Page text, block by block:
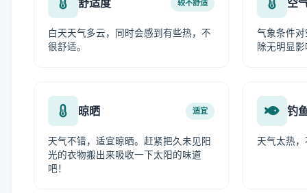
较不舒适
白天天气多云，同时会感到有些热，不
很舒适。
气象条件
除无明显
晾晒 适宜
天气不错，适宜晾晒。赶紧把久未见阳
光的衣物搬出来吸收一下太阳的味道
吧！
钓
天气太热